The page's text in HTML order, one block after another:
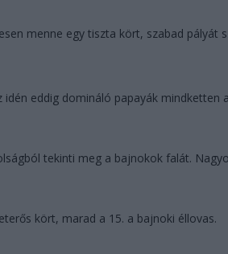
menne egy tiszta kört, szabad pályát
eddig domináló papayák mindketten
tekinti meg a bajnokok falát.
kört, marad a 15. a bajnoki éllovas.